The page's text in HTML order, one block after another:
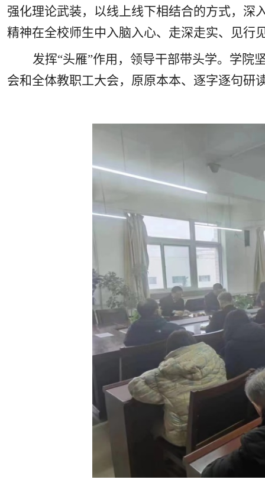
强化理论武装，以线上线下相结合的方式，深
精神在全校师生中入脑入心、走深走实、见行
发挥“头雁”作用，领导干部带头学。学院
会和全体教职工大会，原原本本、逐字逐句研